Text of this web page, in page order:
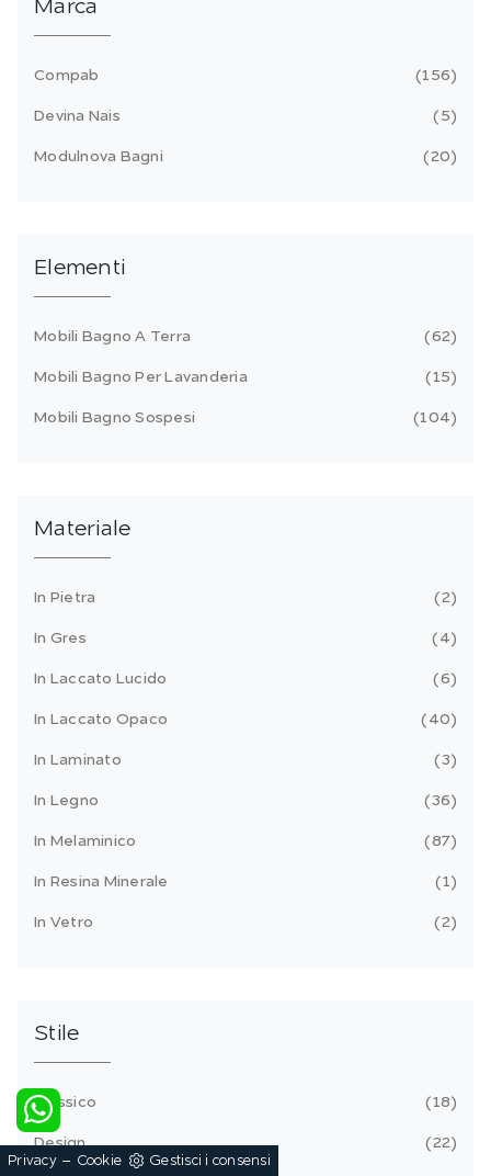
Marca
Compab 156
Devina Nais 5
Modulnova Bagni 20
Elementi
Mobili Bagno A Terra 62
Mobili Bagno Per Lavanderia 15
Mobili Bagno Sospesi 104
Materiale
In Pietra 2
In Gres 4
In Laccato Lucido 6
In Laccato Opaco 40
In Laminato 3
In Legno 36
In Melaminico 87
In Resina Minerale 1
In Vetro 2
Stile
Classico 18
Design 22
Privacy- Cookie Gestisci i consensi